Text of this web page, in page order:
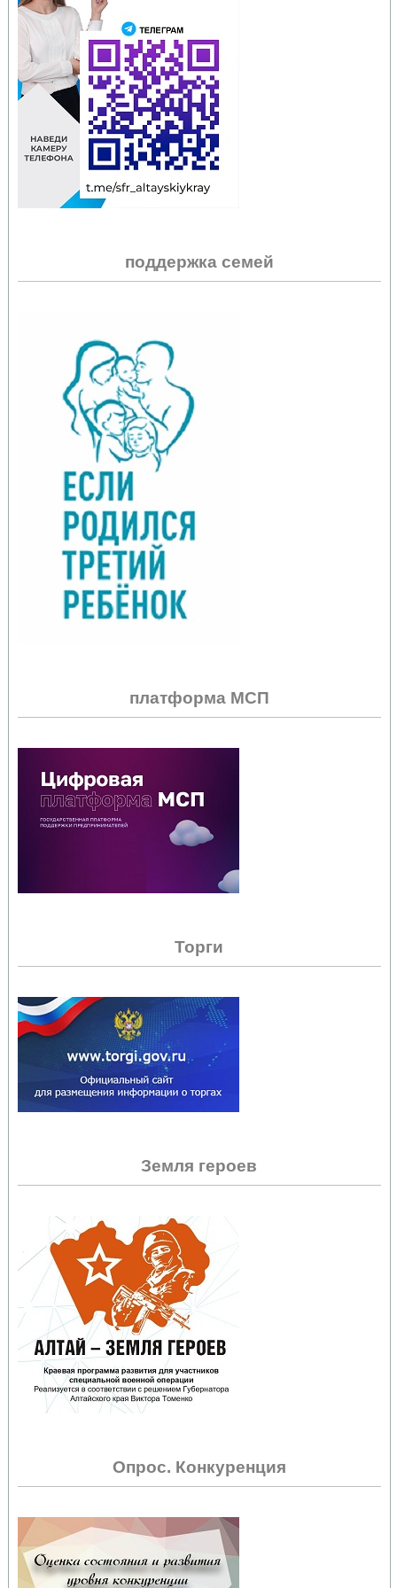
поддержка семей
платформа МСП
Торги
Земля героев
Опрос. Конкуренция